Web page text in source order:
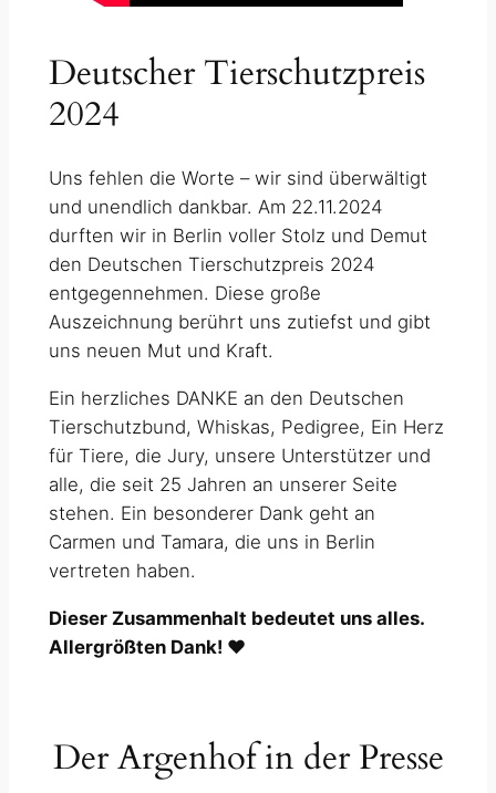
Deutscher Tierschutzpreis
2024
Uns fehlen die Worte – wir sind überwältigt
und unendlich dankbar. Am 22.11.2024
durften wir in Berlin voller Stolz und Demut
den Deutschen Tierschutzpreis 2024
entgegennehmen. Diese große
Auszeichnung berührt uns zutiefst und gibt
uns neuen Mut und Kraft.
Ein herzliches DANKE an den Deutschen
Tierschutzbund, Whiskas, Pedigree, Ein Herz
für Tiere, die Jury, unsere Unterstützer und
alle, die seit 25 Jahren an unserer Seite
stehen. Ein besonderer Dank geht an
Carmen und Tamara, die uns in Berlin
vertreten haben.
Dieser Zusammenhalt bedeutet uns alles.
Allergrößten Dank! ❤️
Der Argenhof in der Presse